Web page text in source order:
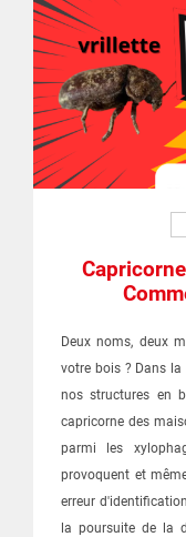
Deux noms, deux
votre bois ? Dans
nos structures en
capricorne des
parmi les
provoquent et
erreur
la poursuite de la